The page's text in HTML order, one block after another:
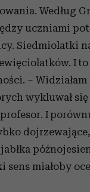
Według
uczniami
Siedmiolatki
I
– Widziałam
wykluwał
I
sens miałoby